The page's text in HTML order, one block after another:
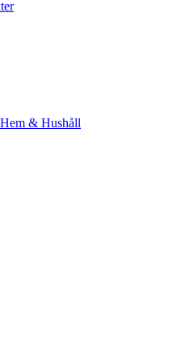
Hem & Hushåll